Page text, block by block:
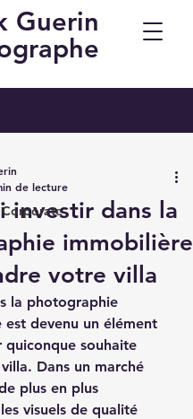
Guerin
investir dans la
immobilière
votre villa
de lecture
la photographie
est devenu un élément
quiconque souhaite
Dans un marché
plus en plus
visuels de qualité